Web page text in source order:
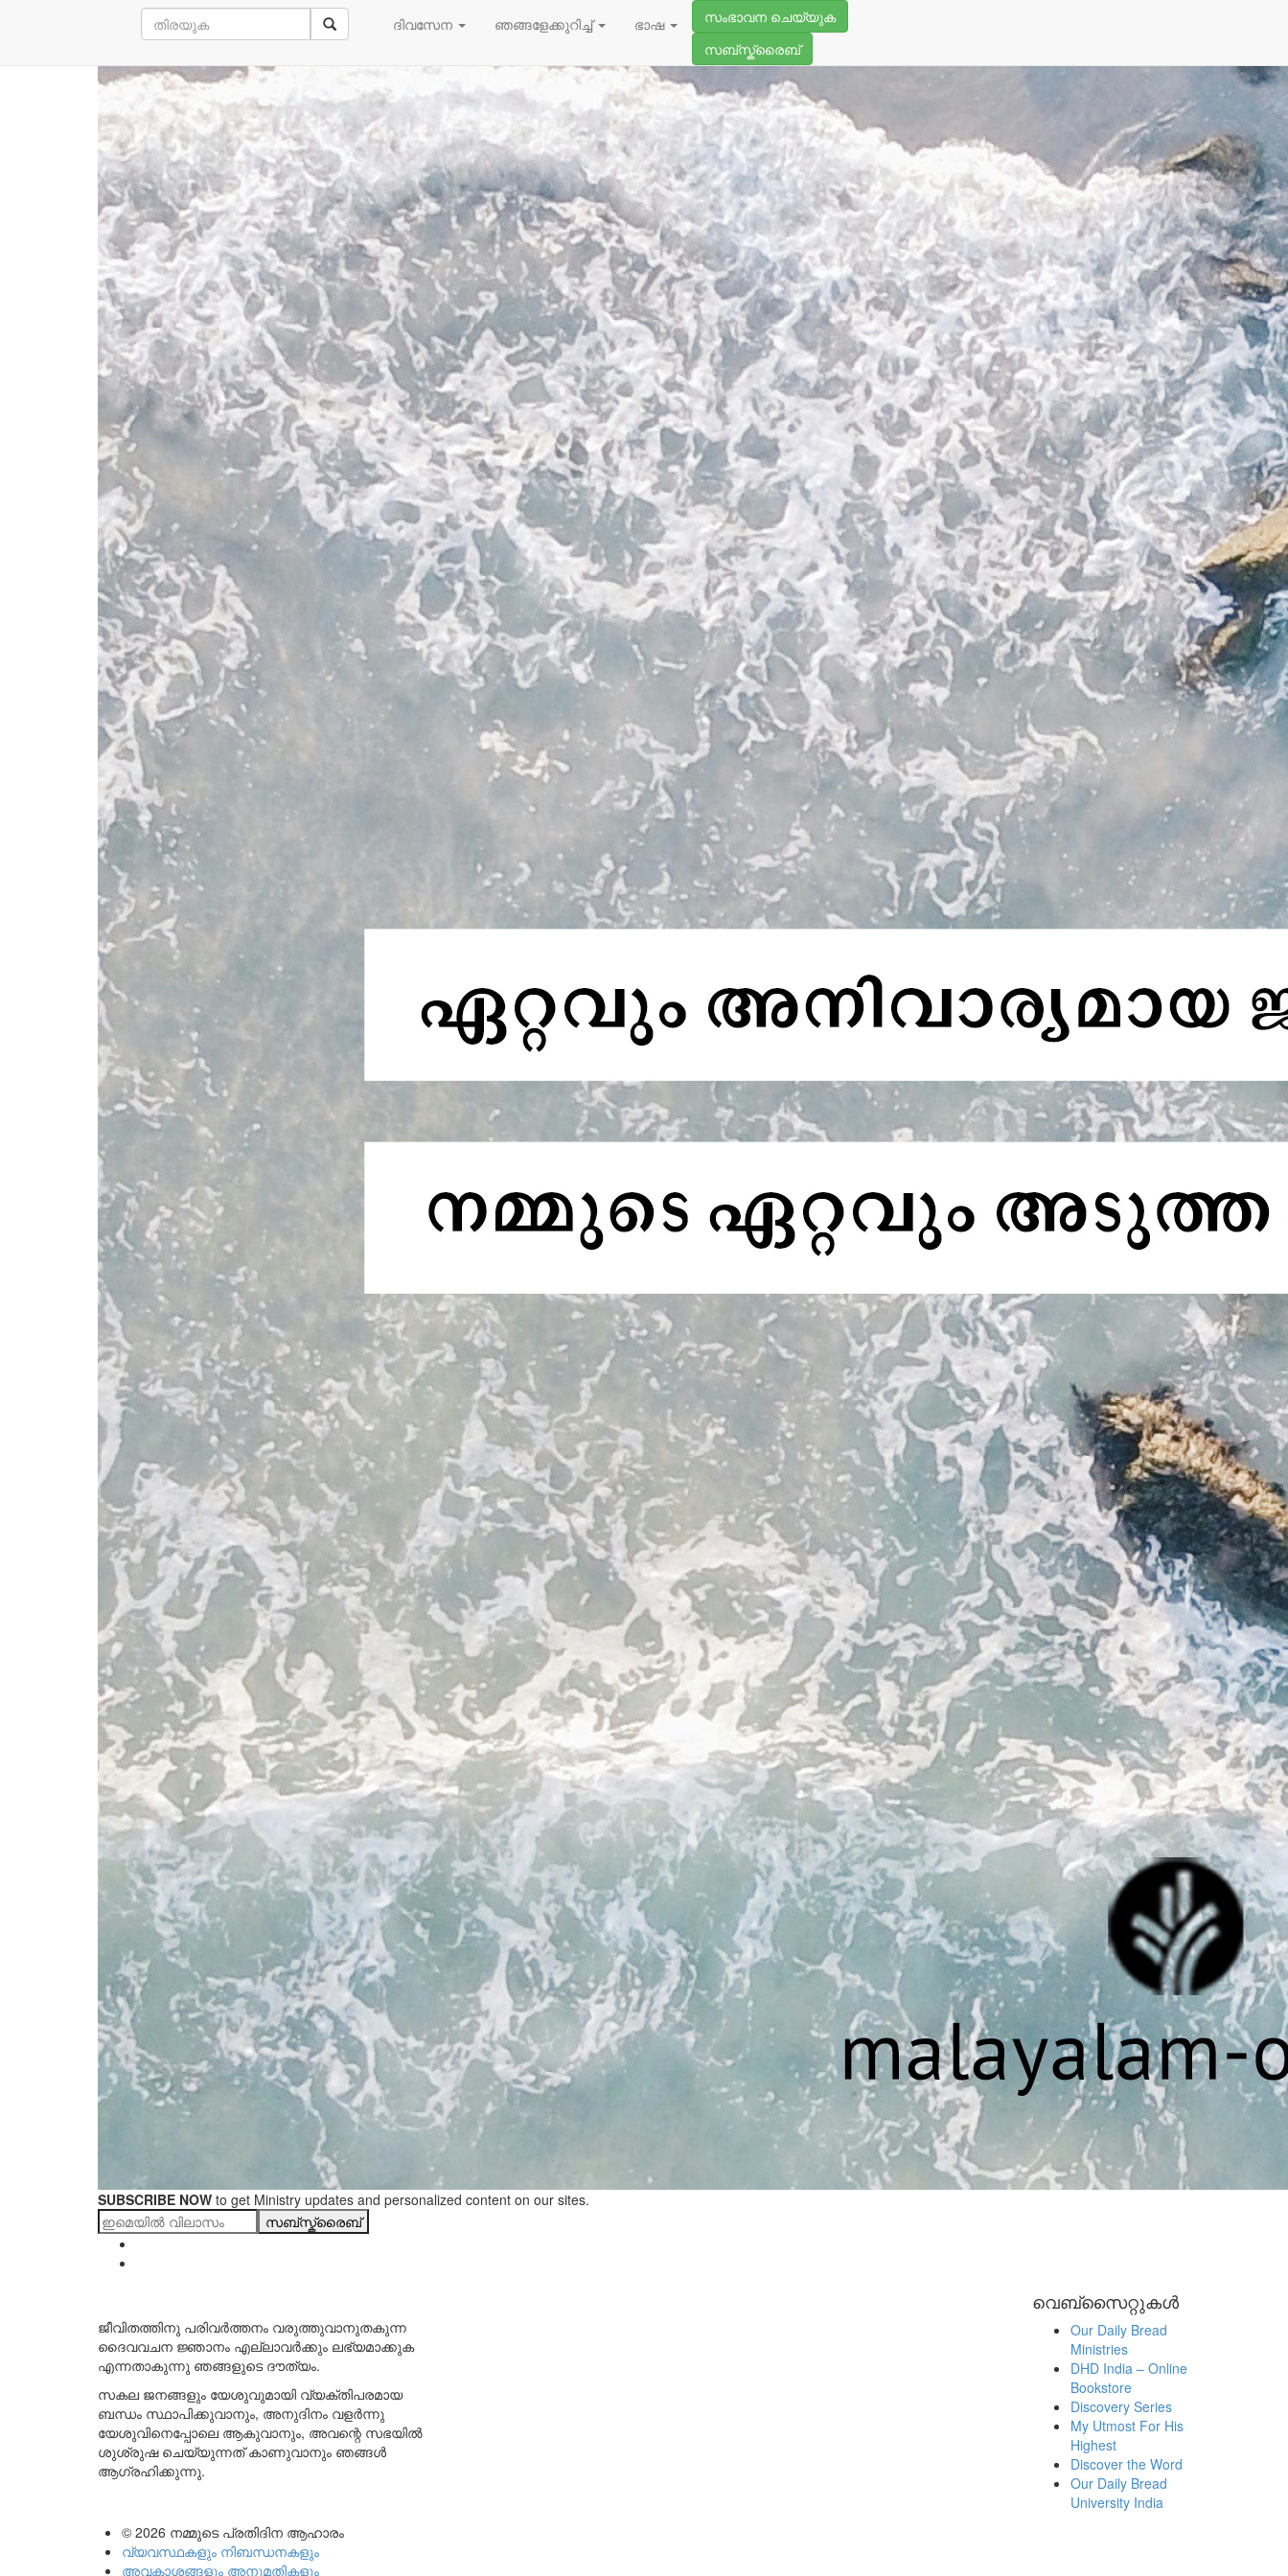
ദിവസേന ഞങ്ങളേക്കുറിച്ച് ഭാഷ
സംഭാവന ചെയ്യുക
സബ്സ്ക്രൈബ്
കൂടുതൽ വായിക്കൂ
SUBSCRIBE NOW to get Ministry updates and personalized content on our sites.
സബ്സ്ക്രൈബ്
ജീവിതത്തിനു പരിവർത്തനം വരുത്തുവാനുതകുന്ന
ദൈവവചന ജ്ഞാനം എല്ലാവർക്കും ലഭ്യമാക്കുക
എന്നതാകുന്നു ഞങ്ങളുടെ ദൗത്യം.
സകല ജനങ്ങളും യേശുവുമായി വ്യക്തിപരമായ
ബന്ധം സ്ഥാപിക്കുവാനും, അനുദിനം വളർന്നു
യേശുവിനെപ്പോലെ ആകുവാനും, അവന്റെ സഭയിൽ
ശുശ്രുഷ ചെയ്യുന്നത് കാണുവാനും ഞങ്ങൾ
ആഗ്രഹിക്കുന്നു.
വെബ്സൈറ്റുകൾ
Our Daily Bread
Ministries
DHD India – Online
Bookstore
Discovery Series
My Utmost For His
Highest
Discover the Word
Our Daily Bread
University India
© 2026 നമ്മുടെ പ്രതിദിന ആഹാരം
വ്യവസ്ഥകളും നിബന്ധനകളും
അവകാശങ്ങളും അനുമതികളും